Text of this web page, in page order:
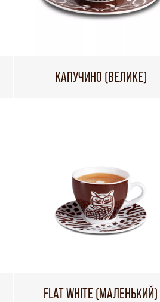
КАПУЧИНО (ВЕЛИКЕ)
FLAT WHITE (МАЛЕНЬКИЙ)